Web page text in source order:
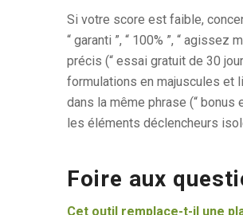
Si votre score est faible,
“ garanti ”, “ 100% ”, “
précis (“ essai gratuit de 30
formulations en majuscules et
dans la même phrase (“ bonus
les éléments déclencheurs
Foire aux
Cet outil remplace-t-il une